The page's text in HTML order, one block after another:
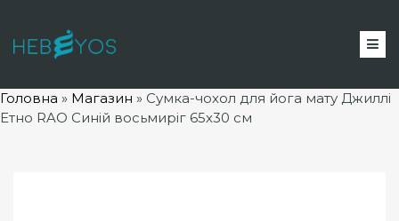
Головна » Магазин » Сумка-чохол для йога мату Джиллі
Етно RAO Синій восьмиріг 65х30 см